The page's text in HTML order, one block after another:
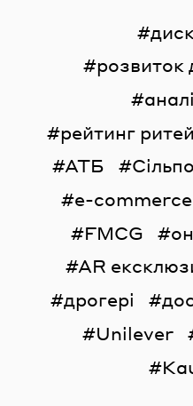
розвиток
рейтинг
АТБ
Сільпо
e-commerce
FMCG
AR
дрогері
Unilever